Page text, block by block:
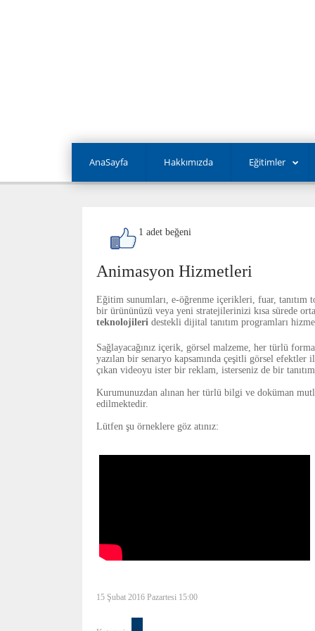
AnaSayfa Hakkımızda Eğitimler
1 adet beğeni
Animasyon Hizmetleri
Eğitim sunumları, e-öğrenme içerikleri, fuar, tanıtım
bir ürününüzü veya yeni stratejilerinizi kısa sürede
teknolojileri destekli dijital tanıtım programları
Sağlayacağınız içerik, görsel malzeme, her türlü
yazılan bir senaryo kapsamında çeşitli görsel
çıkan videoyu ister bir reklam, isterseniz de bir
Kurumunuzdan alınan her türlü bilgi ve doküman
edilmektedir.
Lütfen şu örneklere göz atınız:
15 Şubat 2016 Pazartesi 15:00